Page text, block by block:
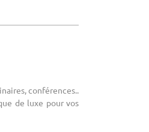
conférences..
de luxe pour vos